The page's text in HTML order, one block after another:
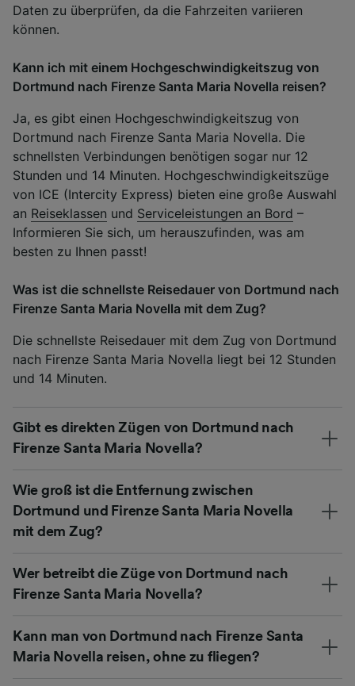
Daten zu überprüfen, da die Fahrzeiten variieren
können.
Kann ich mit einem Hochgeschwindigkeitszug von
Dortmund nach Firenze Santa Maria Novella reisen?
Ja, es gibt einen Hochgeschwindigkeitszug von
Dortmund nach Firenze Santa Maria Novella. Die
schnellsten Verbindungen benötigen sogar nur 12
Stunden und 14 Minuten. Hochgeschwindigkeitszüge
von ICE (Intercity Express) bieten eine große Auswahl
an Reiseklassen und Serviceleistungen an Bord –
Informieren Sie sich, um herauszufinden, was am
besten zu Ihnen passt!
Was ist die schnellste Reisedauer von Dortmund nach
Firenze Santa Maria Novella mit dem Zug?
Die schnellste Reisedauer mit dem Zug von Dortmund
nach Firenze Santa Maria Novella liegt bei 12 Stunden
und 14 Minuten.
Gibt es direkten Zügen von Dortmund nach
Firenze Santa Maria Novella?
Wie groß ist die Entfernung zwischen
Dortmund und Firenze Santa Maria Novella
mit dem Zug?
Wer betreibt die Züge von Dortmund nach
Firenze Santa Maria Novella?
Kann man von Dortmund nach Firenze Santa
Maria Novella reisen, ohne zu fliegen?